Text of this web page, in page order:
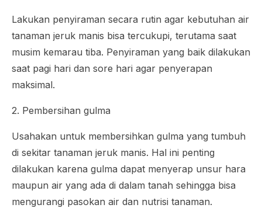
Lakukan penyiraman secara rutin agar kebutuhan air
tanaman jeruk manis bisa tercukupi, terutama saat
musim kemarau tiba. Penyiraman yang baik dilakukan
saat pagi hari dan sore hari agar penyerapan
maksimal.
2. Pembersihan gulma
Usahakan untuk membersihkan gulma yang tumbuh
di sekitar tanaman jeruk manis. Hal ini penting
dilakukan karena gulma dapat menyerap unsur hara
maupun air yang ada di dalam tanah sehingga bisa
mengurangi pasokan air dan nutrisi tanaman.